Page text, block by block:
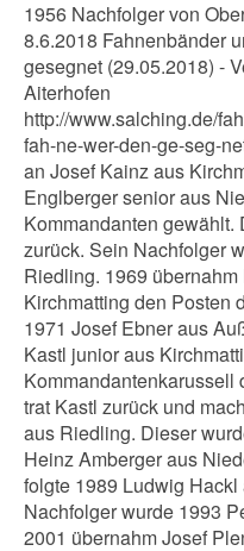
1956 Nachfolger von
8.6.2018 Fahnenbänder
gesegnet (29.05.2018) -
Aiterhofen
http://www.salching.de/
fah-ne-wer-den-ge-seg-
an Josef Kainz aus
Englberger senior aus
Kommandanten gewählt.
zurück. Sein Nachfolger
Riedling. 1969
Kirchmatting den Posten
1971 Josef Ebner aus
Kastl junior aus
Kommandantenkarussell
trat Kastl zurück und
aus Riedling. Dieser
Heinz Amberger aus
folgte 1989 Ludwig
Nachfolger wurde 1993
2001 übernahm Josef